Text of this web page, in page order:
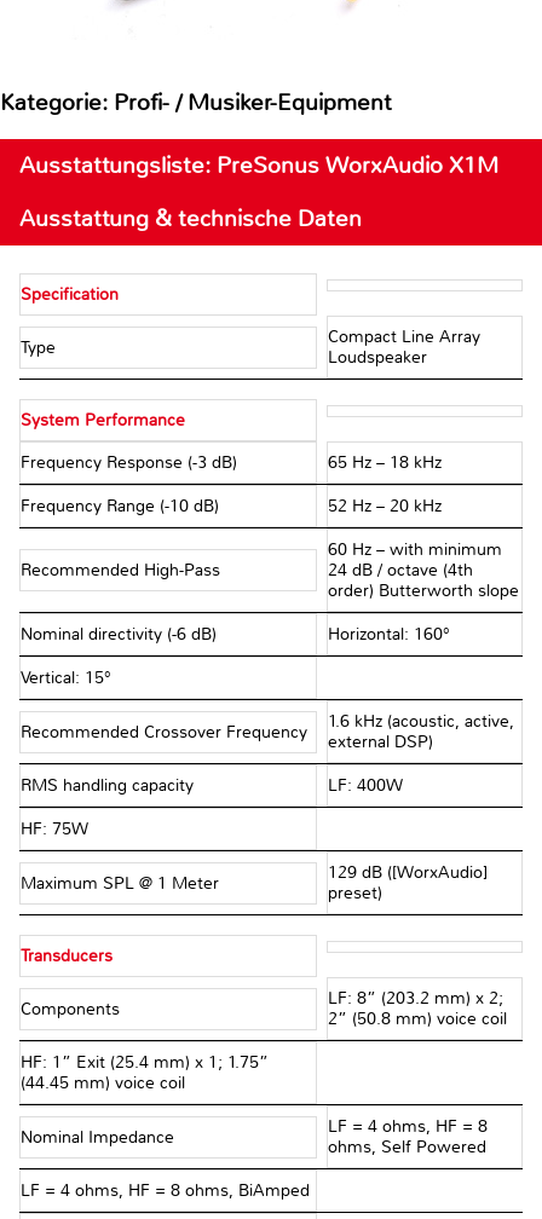
Kategorie: Profi- / Musiker-Equipment
Ausstattungsliste: PreSonus WorxAudio X1M
Ausstattung & technische Daten
Specification
Type
Compact Line Array
Loudspeaker
System Performance
Frequency Response (-3 dB) 65 Hz – 18 kHz
Frequency Range (-10 dB) 52 Hz – 20 kHz
Recommended High-Pass
60 Hz – with minimum
24 dB / octave (4th
order) Butterworth slope
Nominal directivity (-6 dB) Horizontal: 160°
Vertical: 15°
Recommended Crossover Frequency
1.6 kHz (acoustic, active,
external DSP)
RMS handling capacity LF: 400W
HF: 75W
Maximum SPL @ 1 Meter
129 dB ([WorxAudio]
preset)
Transducers
Components
LF: 8” (203.2 mm) x 2;
2” (50.8 mm) voice coil
HF: 1” Exit (25.4 mm) x 1; 1.75”
(44.45 mm) voice coil
Nominal Impedance
LF = 4 ohms, HF = 8
ohms, Self Powered
LF = 4 ohms, HF = 8 ohms, BiAmped